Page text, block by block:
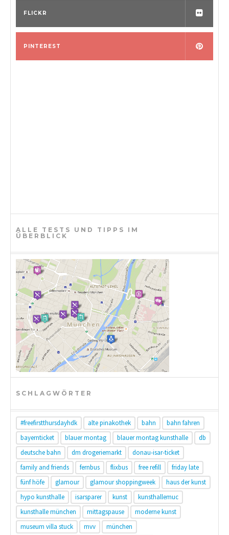
FLICKR
PINTEREST
ALLE TESTS UND TIPPS IM
ÜBERBLICK
SCHLAGWÖRTER
#freefirstthursdayhdk alte pinakothek bahn
bahn fahren
bayernticket
blauer montag blauer montag kunsthalle
db
deutsche bahn
dm drogeriemarkt
donau-isar-ticket
family and friends
fernbus flixbus free refill
friday late
fünf höfe
glamour glamour shoppingweek
haus der kunst
hypo kunsthalle
isarsparer kunst
kunsthallemuc
kunsthalle münchen
mittagspause
moderne kunst
museum villa stuck
mvv
münchen